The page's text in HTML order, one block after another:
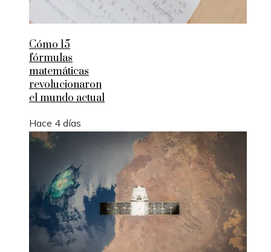
Cómo 15
fórmulas
matemáticas
revolucionaron
el mundo actual
Hace 4 días